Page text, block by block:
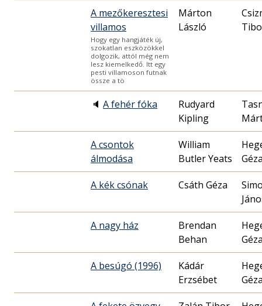
A mezőkeresztesi
villamos
Hogy egy hangjáték új,
szokatlan eszközökkel
dolgozik, attól még nem
lesz kiemelkedő. Itt egy
pesti villamoson futnak
össze a tö
Márton
László
🔈 A fehér fóka
Rudyard
Kipling
A csontok
álmodása
William
Butler Yeats
A kék csónak Csáth Géza
A nagy ház
Brendan
Behan
A besúgó (1996)
Kádár
Erzsébet